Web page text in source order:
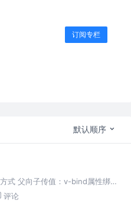
订阅专栏
默认顺序
式 父向子传值：v-bind属性绑定
间共享数据：EventBus 1.2
评论